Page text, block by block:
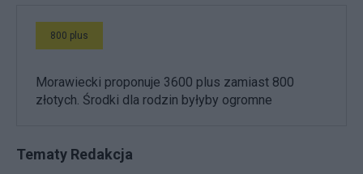
800 plus
Morawiecki proponuje 3600 plus zamiast 800
złotych. Środki dla rodzin byłyby ogromne
Tematy Redakcja